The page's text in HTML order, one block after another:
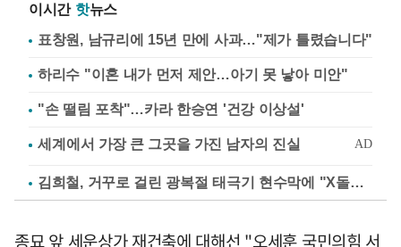
이시간 핫뉴스
표창원, 남규리에 15년 만에 사과…"제가 틀렸습니다"
하리수 "이혼 내가 먼저 제안…아기 못 낳아 미안"
"손 떨림 포착"…카라 한승연 '건강 이상설'
김희철, 거꾸로 걸린 광복절 태극기 현수막에 "X돌았네"
종묘 앞 세운상가 재건축에 대해선 "오세훈 국민의힘 서